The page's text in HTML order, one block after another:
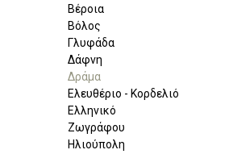
Βέροια
Βόλος
Γλυφάδα
Δάφνη
Δράμα
Ελευθέριο - Κορδελιό
Ελληνικό
Ζωγράφου
Ηλιούπολη